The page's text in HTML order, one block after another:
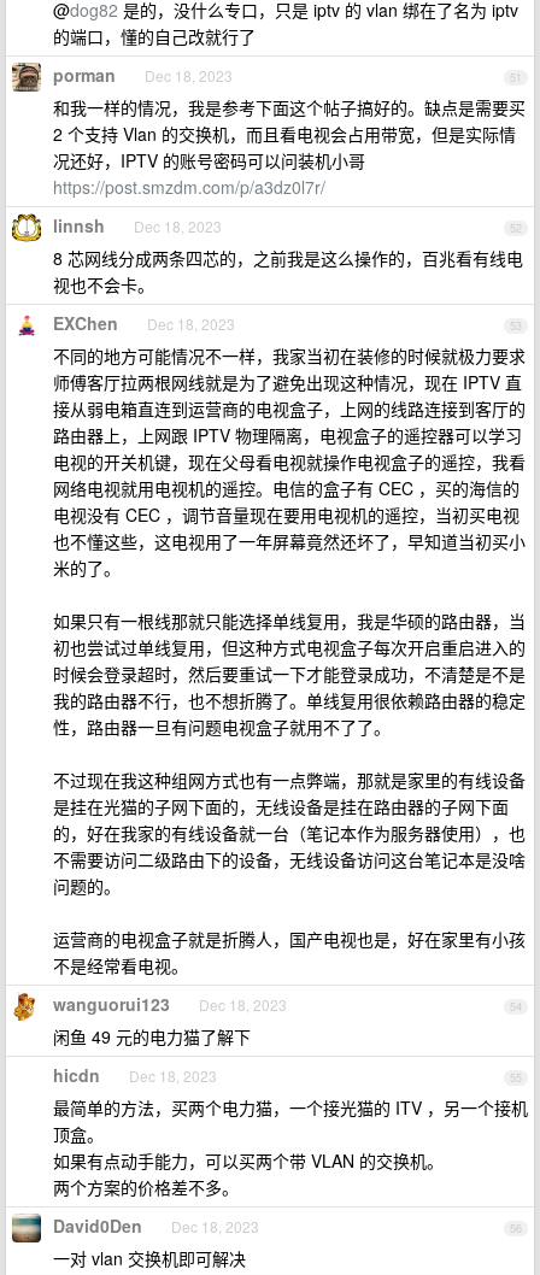
@dog82 是的，没什么专口，只是 iptv 的 vlan 绑在了名为 iptv
的端口，懂的自己改就行了
51
porman Dec 18, 2023
和我一样的情况，我是参考下面这个帖子搞好的。缺点是需要买
2 个支持 Vlan 的交换机，而且看电视会占用带宽，但是实际情
况还好，IPTV 的账号密码可以问装机小哥
https://post.smzdm.com/p/a3dz0l7r/
52
linnsh Dec 18, 2023
8 芯网线分成两条四芯的，之前我是这么操作的，百兆看有线电
视也不会卡。
53
EXChen Dec 18, 2023
不同的地方可能情况不一样，我家当初在装修的时候就极力要求
师傅客厅拉两根网线就是为了避免出现这种情况，现在 IPTV 直
接从弱电箱直连到运营商的电视盒子，上网的线路连接到客厅的
路由器上，上网跟 IPTV 物理隔离，电视盒子的遥控器可以学习
电视的开关机键，现在父母看电视就操作电视盒子的遥控，我看
网络电视就用电视机的遥控。电信的盒子有 CEC ，买的海信的
电视没有 CEC ，调节音量现在要用电视机的遥控，当初买电视
也不懂这些，这电视用了一年屏幕竟然还坏了，早知道当初买小
米的了。
如果只有一根线那就只能选择单线复用，我是华硕的路由器，当
初也尝试过单线复用，但这种方式电视盒子每次开启重启进入的
时候会登录超时，然后要重试一下才能登录成功，不清楚是不是
我的路由器不行，也不想折腾了。单线复用很依赖路由器的稳定
性，路由器一旦有问题电视盒子就用不了了。
不过现在我这种组网方式也有一点弊端，那就是家里的有线设备
是挂在光猫的子网下面的，无线设备是挂在路由器的子网下面
的，好在我家的有线设备就一台（笔记本作为服务器使用），也
不需要访问二级路由下的设备，无线设备访问这台笔记本是没啥
问题的。
运营商的电视盒子就是折腾人，国产电视也是，好在家里有小孩
不是经常看电视。
54
wanguorui123 Dec 18, 2023
闲鱼 49 元的电力猫了解下
55
hicdn Dec 18, 2023
最简单的方法，买两个电力猫，一个接光猫的 ITV ，另一个接机
顶盒。
如果有点动手能力，可以买两个带 VLAN 的交换机。
两个方案的价格差不多。
56
David0Den Dec 18, 2023
一对 vlan 交换机即可解决